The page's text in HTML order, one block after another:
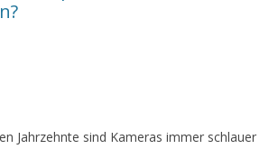
Jahrzehnte sind Kameras immer schlauer